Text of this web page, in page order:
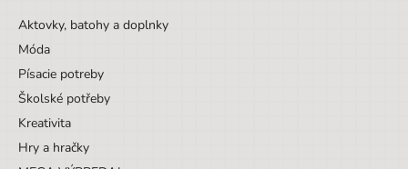
Aktovky, batohy a doplnky
Móda
Písacie potreby
Školské potřeby
Kreativita
Hry a hračky